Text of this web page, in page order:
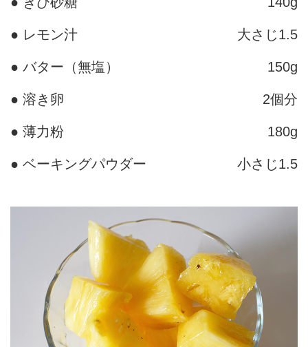
● レモン汁 大さじ1.5
● バター（無塩） 150g
● 溶き卵 2個分
● 薄力粉 180g
● ベーキングパウダー 小さじ1.5